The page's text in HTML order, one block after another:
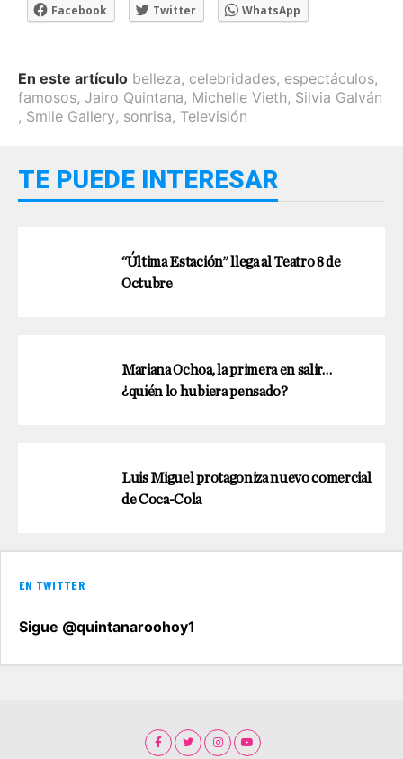
Facebook Twitter WhatsApp
En este artículo belleza, celebridades, espectáculos,
famosos, Jairo Quintana, Michelle Vieth, Silvia Galván
, Smile Gallery, sonrisa, Televisión
TE PUEDE INTERESAR
“Última Estación” llega al Teatro 8 de
Octubre
Mariana Ochoa, la primera en salir…
¿quién lo hubiera pensado?
Luis Miguel protagoniza nuevo comercial
de Coca-Cola
EN TWITTER
Sigue @quintanaroohoy1